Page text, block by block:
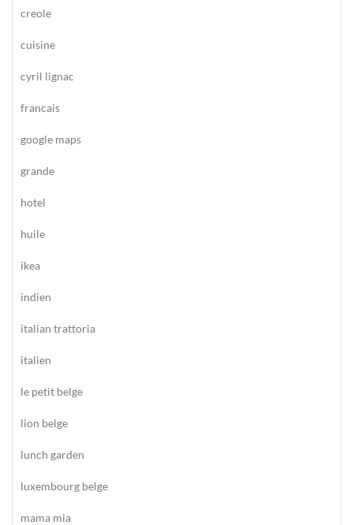
creole
cuisine
cyril lignac
francais
google maps
grande
hotel
huile
ikea
indien
italian trattoria
italien
le petit belge
lion belge
lunch garden
luxembourg belge
mama mia